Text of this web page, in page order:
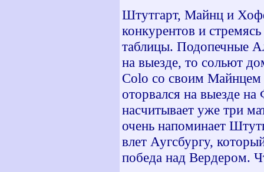
Штутгарт, Майнц и
конкурентов и
таблицы. Подопечные
на выезде, то сольют
Colo со своим Майнцем
оторвался на выезде
насчитывает уже три
очень напоминает
влет Аугсбургу,
победа над Вердером.